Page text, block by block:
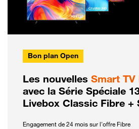
Bon plan Open
Les nouvelles Smart TV
avec la Série Spéciale
Livebox Classic Fibre +
Engagement de 24 mois sur l'offre Fibre